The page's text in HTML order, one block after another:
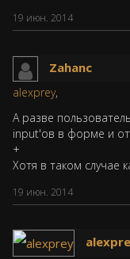
19 июн. 2014
Zahanc
alexprey,
А разве
input'ов в форме и
+
Хотя в таком случае
19 июн. 2014